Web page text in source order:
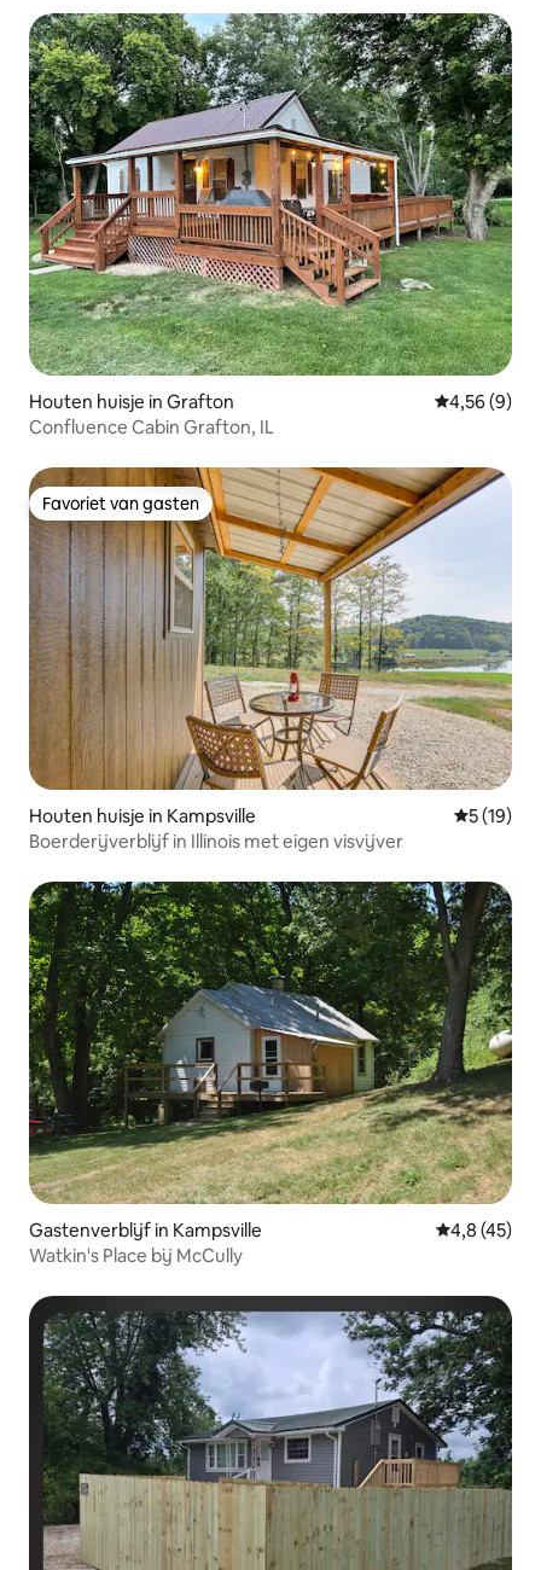
Houten huisje in Grafton Gemiddelde
4,56 (9)
Confluence Cabin Grafton, IL
Favoriet van gasten
Favoriet van gasten
Houten huisje in Kampsville
5 (19)
Boerderijverblijf in Illinois met eigen visvijver
Gastenverblijf in Kampsville
4,8 (45)
Watkin's Place bij McCully